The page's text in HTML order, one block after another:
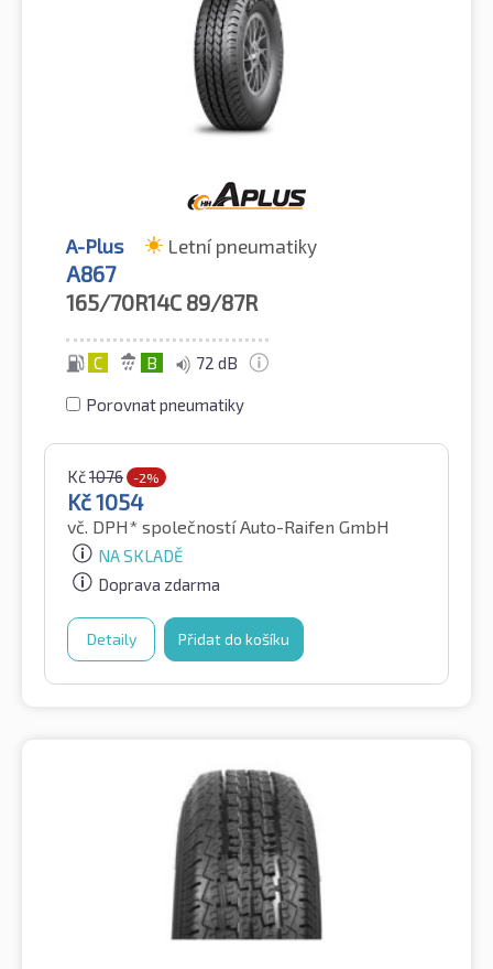
A-Plus Letní pneumatiky
A867
165/70R14C 89/87R
C B 72 dB
Porovnat pneumatiky
Kč1076 -2%
Kč1054
vč. DPH* společností Auto-Raifen GmbH
NA SKLADĚ
Doprava zdarma
Detaily Přidat do košíku